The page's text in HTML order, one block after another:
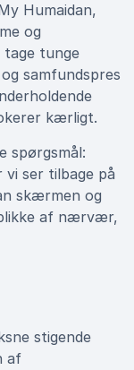
Humaidan,
og
tunge
samfundspres
kærligt.
spørgsmål:
vi ser tilbage på
skærmen og
af nærvær,
stigende
af